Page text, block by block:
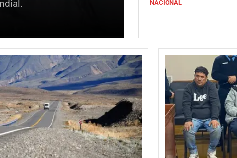
NACIONAL